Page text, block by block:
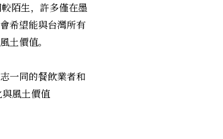
陌生，許多僅在墨
希望能與台灣所有
土價值。
一同的餐飲業者和
風土價值